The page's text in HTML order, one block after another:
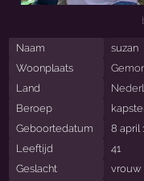
Naam
suzan
Woonplaats
Land
Beroep
Geboortedatum
8 april
Leeftijd
41
Geslacht
vrouw